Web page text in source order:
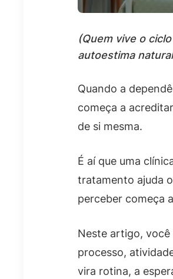
(Quem vive o
autoestima
Quando a
começa a
de si mesma.
É aí que uma
tratamento ajuda
perceber começa
Neste artigo, você
processo,
vira rotina, a